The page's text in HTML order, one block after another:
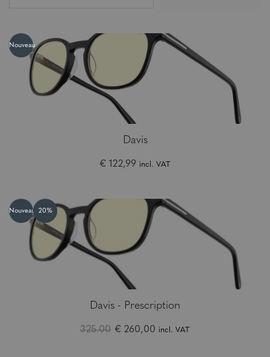
Nouveau
Davis
€ 122,99 incl. VAT
Nouveau 20%
Davis - Prescription
325.00 € 260,00 incl. VAT